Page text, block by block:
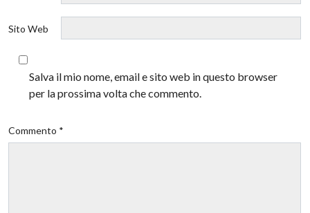
Sito Web
Salva il mio nome, email e sito web in questo browser
per la prossima volta che commento.
Commento *